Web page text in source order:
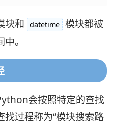
块和 datetime 模块都被
。
会按照特定的查找
过程称为“模块搜索路